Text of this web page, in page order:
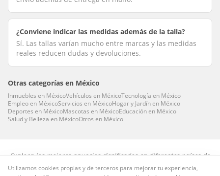
¿Conviene indicar las medidas además de la talla?
Sí. Las tallas varían mucho entre marcas y las medidas
reales reducen dudas y devoluciones.
Otras categorías en México
Inmuebles en MéxicoVehículos en MéxicoTecnología en México
Empleoen MéxicoServicios en MéxicoHogar y Jardínen México
Deportes en MéxicoMascotas en MéxicoEducaciónen México
Salud y Belleza en MéxicoOtros en México
Explora los mejores anuncios clasificados en diferentes países de
habla hispana.
Utilizamos cookies propias y de terceros para mejorar tu experiencia,